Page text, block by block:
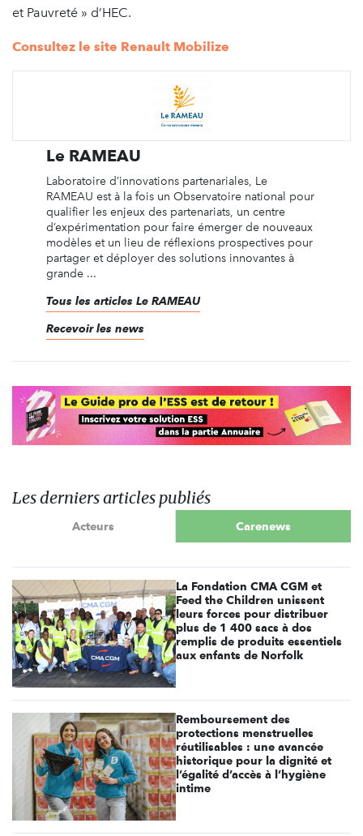
et Pauvreté » d’HEC.
Consultez le site Renault Mobilize
Le RAMEAU
Laboratoire d’innovations partenariales, Le
RAMEAU est à la fois un Observatoire national pour
qualifier les enjeux des partenariats, un centre
d’expérimentation pour faire émerger de nouveaux
modèles et un lieu de réflexions prospectives pour
partager et déployer des solutions innovantes à
grande ...
Tous les articles Le RAMEAU
Recevoir les news
Les derniers articles publiés
Acteurs Carenews
La Fondation CMA CGM et
Feed the Children unissent
leurs forces pour distribuer
plus de 1 400 sacs à dos
remplis de produits essentiels
aux enfants de Norfolk
Remboursement des
protections menstruelles
réutilisables : une avancée
historique pour la dignité et
l’égalité d’accès à l’hygiène
intime